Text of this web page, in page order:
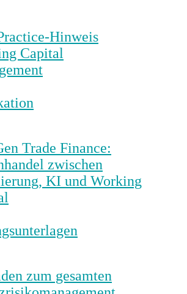
Hinweis
Capital
Trade Finance:
zwischen
KI und Working
zum gesamten